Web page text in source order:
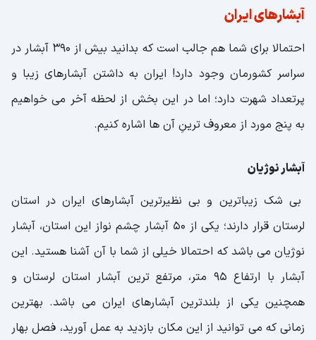
آبشارهای ایران
احتمالا برای شما هم جالب است که بدانید بیش از 390 آبشار در
سراسر کشورمان وجود دارد! ایران به داشتن آبشارهای زیبا و
پرتعداد شهرت دارد؛ اما در این بخش از لحظه آخر می خواهیم
به پنج مورد از معروف ترینِ آن ها اشاره کنیم.
آبشار نوژیان
بی شک زیباترین و بی نظیرترین آبشارهای ایران در استان
لرستان قرار دارند؛ یکی از 50 آبشار چشم نواز این استان، آبشار
نوژیان می باشد که احتمالا خیلی از شما با آن آشنا هستید. این
آبشار با ارتفاع 95 متر، مرتفع ترین آبشار استان لرستان و
همچنین یکی از بلندترین آبشارهای ایران می باشد. بهترین
زمانی که می توانید از این مکان بازدید به عمل آورید، فصل بهار